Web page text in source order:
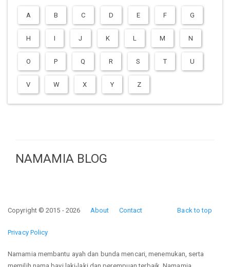
A B C D E F G
H I J K L M N
O P Q R S T U
V W X Y Z
NAMAMIA BLOG
Back to top
Copyright © 2015 - 2026 About Contact
Privacy Policy
Namamia membantu ayah dan bunda mencari, menemukan, serta